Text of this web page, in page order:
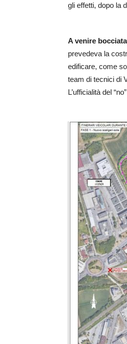
gli effetti, dopo la
A venire bocciata
prevedeva la
edificare, come
team di tecnici di
L’ufficialità del